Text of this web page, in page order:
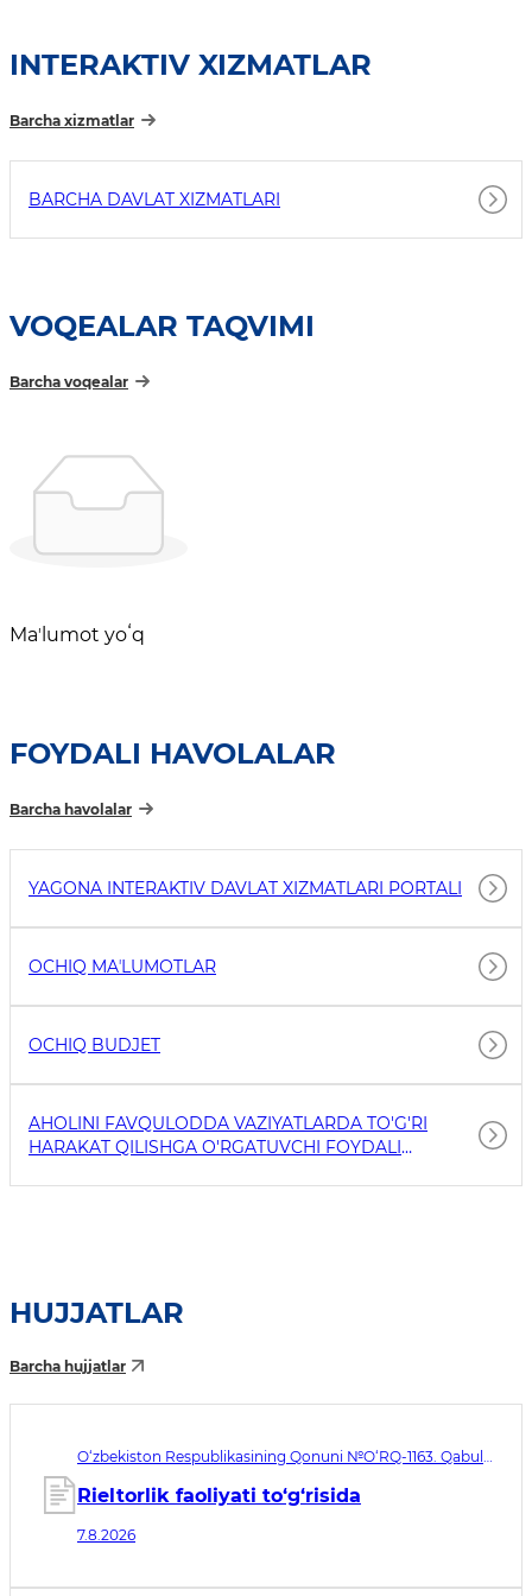
INTERAKTIV XIZMATLAR
Barcha xizmatlar
BARCHA DAVLAT XIZMATLARI
VOQEALAR TAQVIMI
Barcha voqealar
Maʼlumot yoʻq
FOYDALI HAVOLALAR
Barcha havolalar
YAGONA INTERAKTIV DAVLAT XIZMATLARI PORTALI
OCHIQ MAʼLUMOTLAR
OCHIQ BUDJET
AHOLINI FAVQULODDA VAZIYATLARDA TO'G'RI
HARAKAT QILISHGA O'RGATUVCHI FOYDALI
HUJJATLAR
Barcha hujjatlar
O‘zbekiston Respublikasining Qonuni №O‘RQ-1163. Qabul
Rieltorlik faoliyati to‘g‘risida
7.8.2026